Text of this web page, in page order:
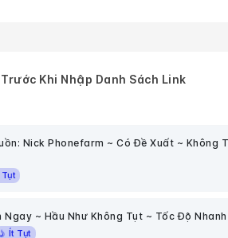
Khi Nhập Danh Sách Link
Nick Phonefarm ~ Có Đề Xuất ~ Không
~ Hầu Như Không Tụt ~ Tốc Độ
Ít Tụt